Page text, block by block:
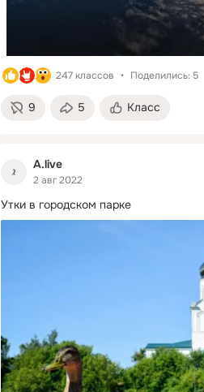
247 классов Поделились: 5
9 5 Класс
A.live
2 авг 2022
Утки в городском парке